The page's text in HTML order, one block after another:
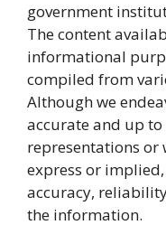
government
The content
informational
compiled from
Although we
accurate and up to
representations or
express or
accuracy,
the information.